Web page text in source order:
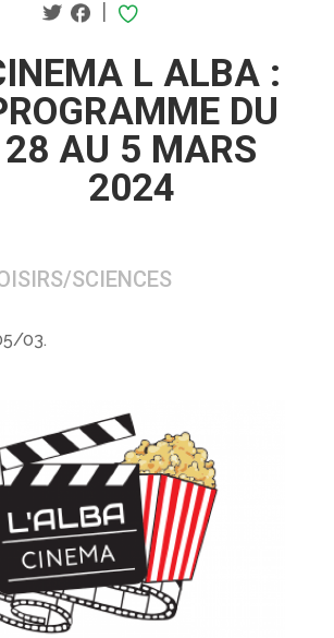
|
L ALBA :
DU
28 AU 5 MARS
2024
SCIENCES
03.